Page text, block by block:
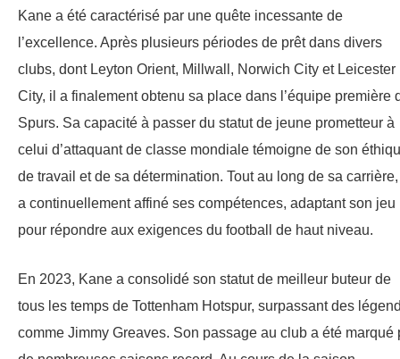
Kane a été caractérisé par une quête incessante de
l’excellence. Après plusieurs périodes de prêt dans divers
clubs, dont Leyton Orient, Millwall, Norwich City et Leicester
City, il a finalement obtenu sa place dans l’équipe première
Spurs. Sa capacité à passer du statut de jeune prometteur à
celui d’attaquant de classe mondiale témoigne de son
de travail et de sa détermination. Tout au long de sa
a continuellement affiné ses compétences, adaptant son jeu
pour répondre aux exigences du football de haut niveau.
En 2023, Kane a consolidé son statut de meilleur buteur de
tous les temps de Tottenham Hotspur, surpassant des
comme Jimmy Greaves. Son passage au club a été marqué